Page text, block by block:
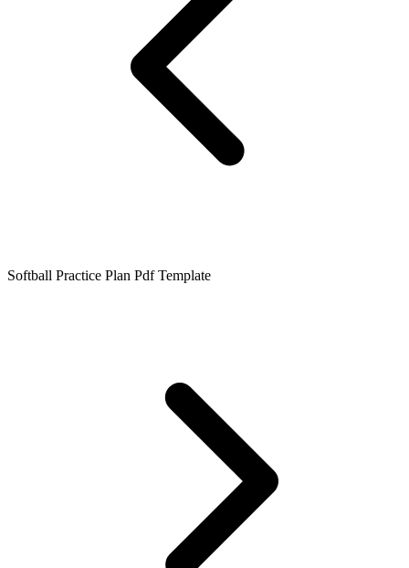
Softball Practice Plan Pdf Template